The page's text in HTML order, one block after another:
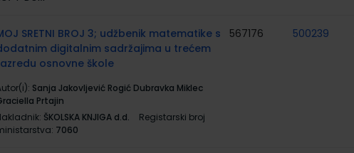
SRETNI BROJ 3; udžbenik matematike s
digitalnim sadržajima u trećem
osnovne škole
Sanja Jakovljević Rogić Dubravka Miklec
Prtajin
ŠKOLSKA KNJIGA d.d.
Registarski broj
7060
567176 500239